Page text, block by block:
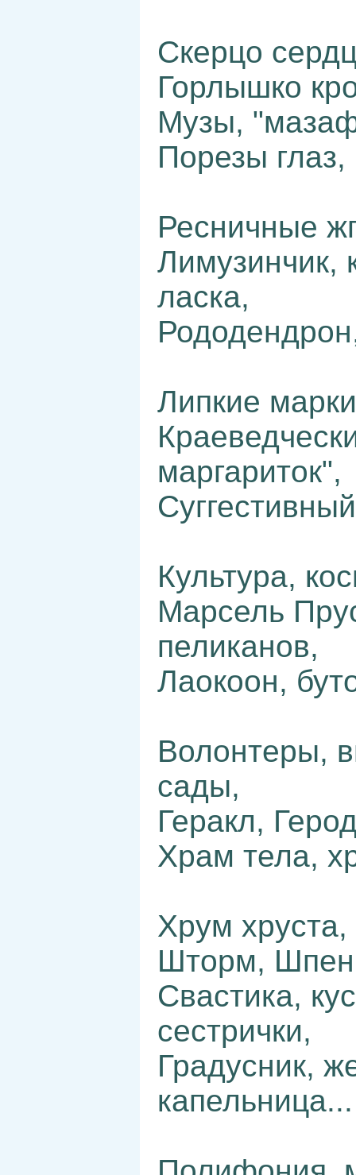
Скерцо
Горлышко
Музы,
Порезы
Ресничные
Лимузинчик,
ласка,
Липкие
маргариток",
Культура,
Марсель
пеликанов,
Лаокоон,
Волонтеры,
сады,
Геракл,
Храм тела,
Хрум
Шторм,
Свастика,
сестрички,
Градусник,
капельница...